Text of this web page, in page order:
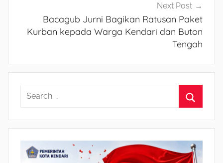
Next Post
Bacagub Jurni Bagikan Ratusan Paket
Kurban kepada Warga Kendari dan Buton
Tengah
a
e
a
r